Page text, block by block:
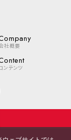
社概要
ンテンツ